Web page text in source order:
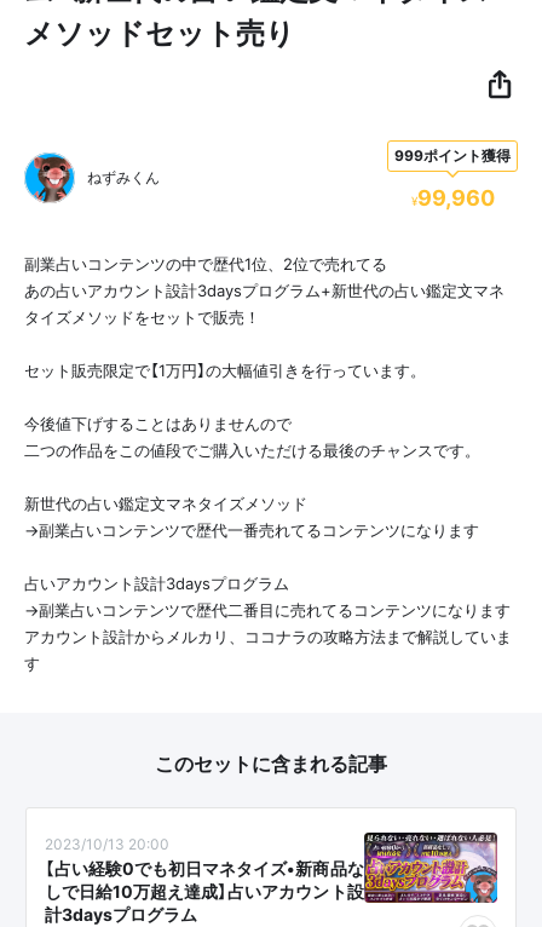
メソッドセット売り
999ポイント獲得
¥99,960
ねずみくん
副業占いコンテンツの中で歴代1位、2位で売れてる
あの占いアカウント設計3daysプログラム+新世代の占い鑑定文マネ
タイズメソッドをセットで販売！
セット販売限定で【1万円】の大幅値引きを行っています。
今後値下げすることはありませんので
二つの作品をこの値段でご購入いただける最後のチャンスです。
新世代の占い鑑定文マネタイズメソッド
→副業占いコンテンツで歴代一番売れてるコンテンツになります
占いアカウント設計3daysプログラム
→副業占いコンテンツで歴代二番目に売れてるコンテンツになります
アカウント設計からメルカリ、ココナラの攻略方法まで解説していま
す
このセットに含まれる記事
2023/10/13 20:00
【占い経験0でも初日マネタイズ•新商品な
しで日給10万超え達成】占いアカウント設
計3daysプログラム